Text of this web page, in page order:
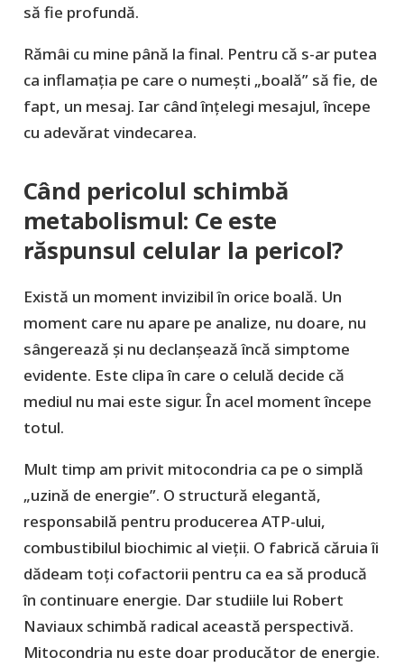
să fie profundă.
Rămâi cu mine până la final. Pentru că s-ar putea
ca inflamația pe care o numești „boală” să fie, de
fapt, un mesaj. Iar când înțelegi mesajul, începe
cu adevărat vindecarea.
Când pericolul schimbă
metabolismul: Ce este
răspunsul celular la pericol?
Există un moment invizibil în orice boală. Un
moment care nu apare pe analize, nu doare, nu
sângerează și nu declanșează încă simptome
evidente. Este clipa în care o celulă decide că
mediul nu mai este sigur. În acel moment începe
totul.
Mult timp am privit mitocondria ca pe o simplă
„uzină de energie”. O structură elegantă,
responsabilă pentru producerea ATP-ului,
combustibilul biochimic al vieții. O fabrică căruia îi
dădeam toți cofactorii pentru ca ea să producă
în continuare energie. Dar studiile lui Robert
Naviaux schimbă radical această perspectivă.
Mitocondria nu este doar producător de energie.